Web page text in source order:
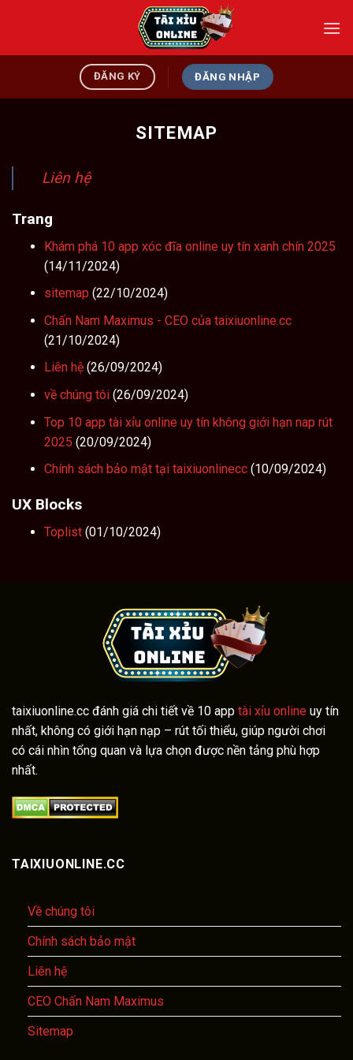
ĐĂNG KÝ ĐĂNG NHẬP
SITEMAP
Liên hệ
Trang
Khám phá 10 app xóc đĩa online uy tín xanh chín 2025
(14/11/2024)
sitemap (22/10/2024)
Chấn Nam Maximus - CEO của taixiuonline.cc
(21/10/2024)
Liên hệ (26/09/2024)
về chúng tôi (26/09/2024)
Top 10 app tài xỉu online uy tín không giới hạn nap rút
2025 (20/09/2024)
Chính sách bảo mật tại taixiuonlinecc (10/09/2024)
UX Blocks
Toplist (01/10/2024)
taixiuonline.cc đánh giá chi tiết về 10 app tài xỉu online uy tín
nhất, không có giới hạn nạp – rút tối thiểu, giúp người chơi
có cái nhìn tổng quan và lựa chọn được nền tảng phù hợp
nhất.
TAIXIUONLINE.CC
Về chúng tôi
Chính sách bảo mật
Liên hệ
CEO Chấn Nam Maximus
Sitemap